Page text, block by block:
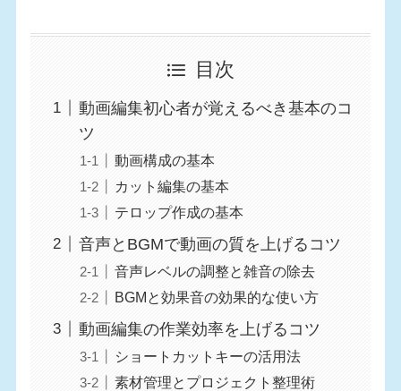
目次
動画編集初心者が覚えるべき基本のコ
ツ
動画構成の基本
カット編集の基本
テロップ作成の基本
音声とBGMで動画の質を上げるコツ
音声レベルの調整と雑音の除去
BGMと効果音の効果的な使い方
動画編集の作業効率を上げるコツ
ショートカットキーの活用法
素材管理とプロジェクト整理術